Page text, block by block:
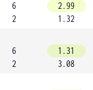
6
2
2.99
1.32
6
2
1.31
3.08